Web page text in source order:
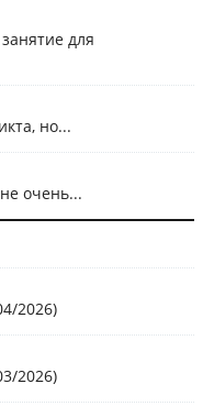
для
но...
очень...
2026)
2026)